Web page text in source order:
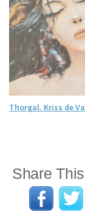
Thorgal. Kriss de
Share